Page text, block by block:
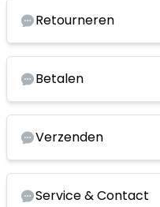
Retourneren
Betalen
Verzenden
Service & Contact